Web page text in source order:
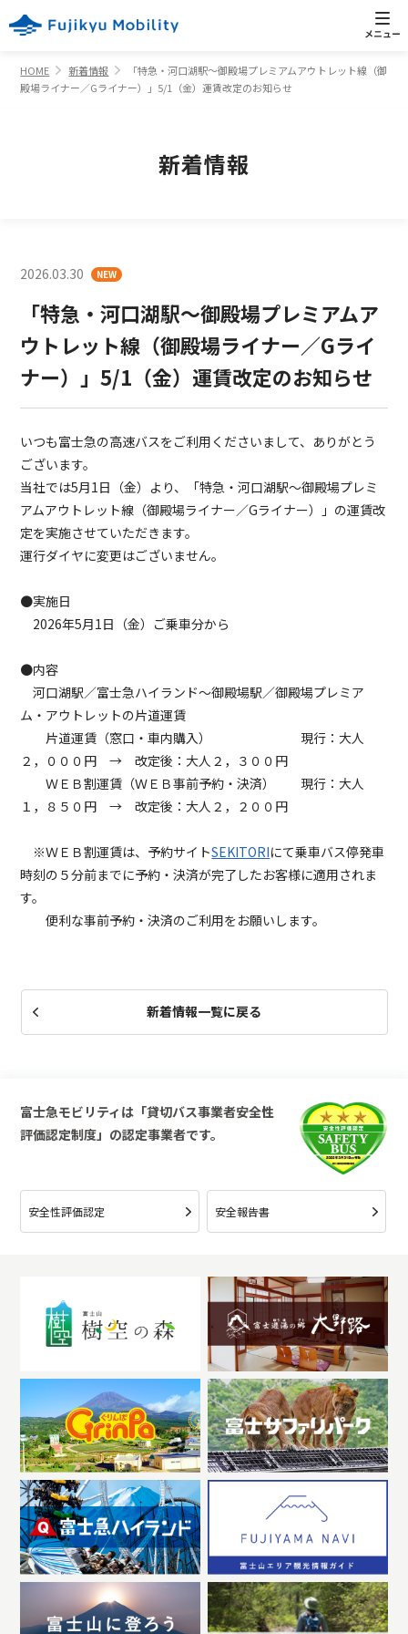
HOME 新着情報
「特急・河口湖駅～御殿場プレミアムアウトレット線（御
殿場ライナー／Gライナー）」5/1（金）運賃改定のお知らせ
新着情報
2026.03.30 NEW
「特急・河口湖駅～御殿場プレミアムア
ウトレット線（御殿場ライナー／Gライ
ナー）」5/1（金）運賃改定のお知らせ
いつも富士急の高速バスをご利用くださいまして、ありがとう
ございます。
当社では5月1日（金）より、「特急・河口湖駅～御殿場プレミ
アムアウトレット線（御殿場ライナー／Gライナー）」の運賃改
定を実施させていただきます。
運行ダイヤに変更はございません。
●実施日
2026年5月1日（金）ご乗車分から
●内容
河口湖駅／富士急ハイランド～御殿場駅／御殿場プレミア
ム・アウトレットの片道運賃
片道運賃（窓口・車内購入） 現行：大人
２，０００円 → 改定後：大人２，３００円
ＷＥＢ割運賃（ＷＥＢ事前予約・決済） 現行：大人
１，８５０円 → 改定後：大人２，２００円
※ＷＥＢ割運賃は、予約サイトSEKITORIにて乗車バス停発車
時刻の５分前までに予約・決済が完了したお客様に適用されま
す。
便利な事前予約・決済のご利用をお願いします。
新着情報一覧に戻る
富士急モビリティは「貸切バス事業者安全性
評価認定制度」の認定事業者です。
安全性評価認定 安全報告書